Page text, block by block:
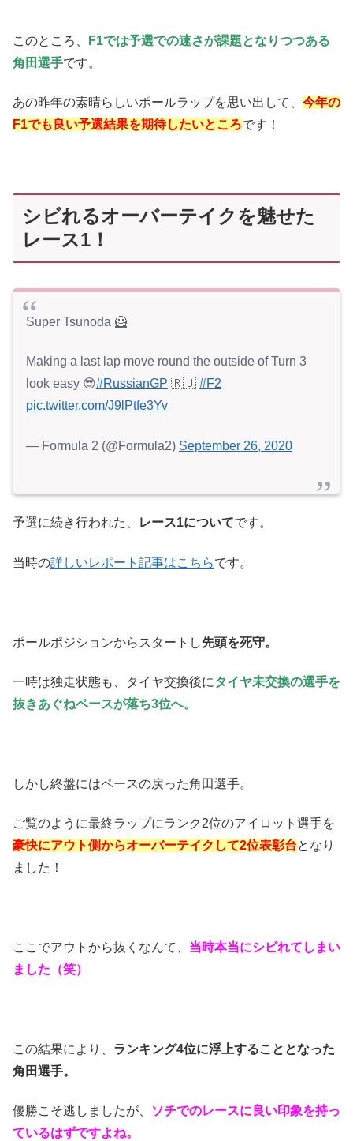
このところ、
F1では予選での速さが課題となりつつある
角田選手です。
あの昨年の素晴らしいポールラップを思い出して、 今年の
F1でも良い予選結果を期待したいところです！
シビれるオーバーテイクを魅せた
レース1！
Super Tsunoda 🦸
Making a last lap move round the outside of Turn 3
look easy 😎#RussianGP 🇷🇺 #F2
pic.twitter.com/J9lPtfe3Yv
— Formula 2 (@Formula2) September 26, 2020
予選に続き行われた、 レース1についてです。
当時の詳しいレポート記事はこちらです。
ポールポジションからスタートし先頭を死守。
一時は独走状態も、タイヤ交換後にタイヤ未交換の選手を
抜きあぐねペースが落ち3位へ。
しかし終盤にはペースの戻った角田選手。
ご覧のように最終ラップにランク2位のアイロット選手を
豪快にアウト側からオーバーテイクして2位表彰台となり
ました！
ここでアウトから抜くなんて、 当時本当にシビれてしまい
ました（笑）
この結果により、 ランキング4位に浮上することとなった
角田選手。
優勝こそ逃しましたが、
ソチでのレースに良い印象を持っ
ているはずですよね。